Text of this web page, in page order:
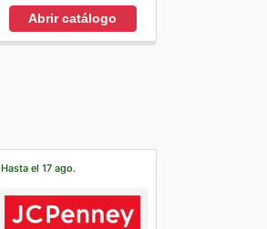
Abrir catálogo
Hasta el 17 ago.